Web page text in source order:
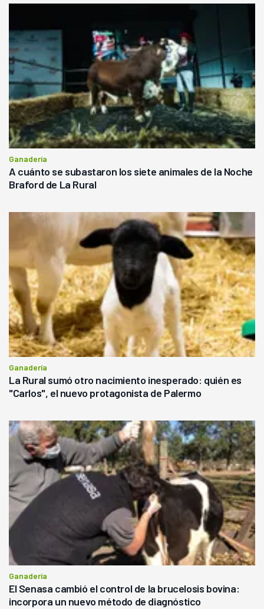
Ganadería
A cuánto se subastaron los siete animales de la Noche
Braford de La Rural
Ganadería
La Rural sumó otro nacimiento inesperado: quién es
"Carlos", el nuevo protagonista de Palermo
Ganadería
El Senasa cambió el control de la brucelosis bovina:
incorpora un nuevo método de diagnóstico